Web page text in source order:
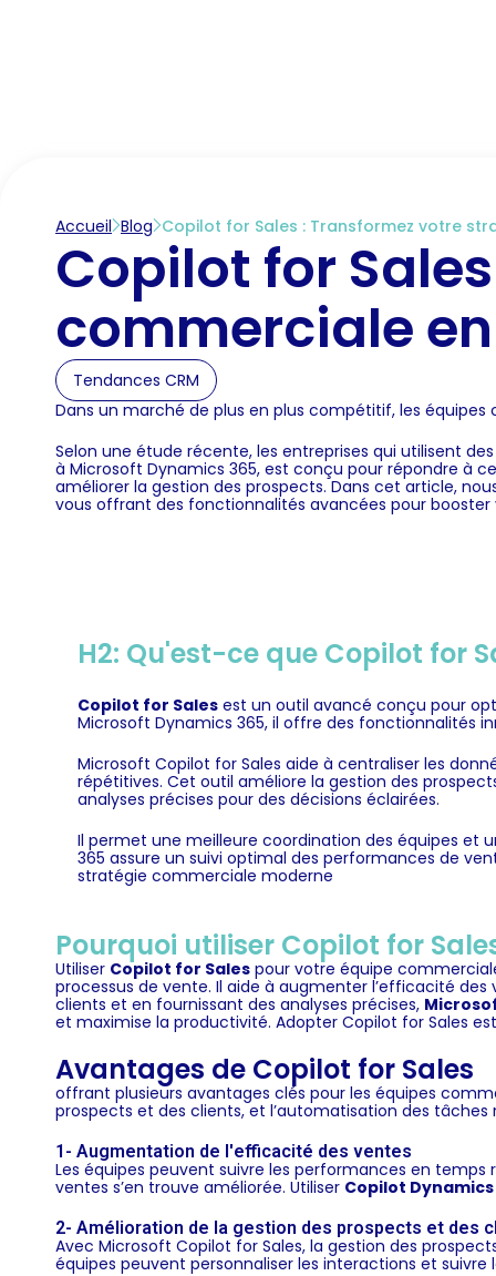
Accueil Blog Copilot for Sales : Transformez votre
Copilot for
commerciale
Tendances CRM
Dans un marché de plus en plus compétitif, les
Selon une étude récente, les entreprises qui utilisent
à Microsoft Dynamics 365, est conçu pour répondre à
améliorer la gestion des prospects. Dans cet article,
vous offrant des fonctionnalités avancées pour booster
H2: Qu'est-ce que Copilot for
Copilot for Sales est un outil avancé conçu pour
Microsoft Dynamics 365, il offre des fonctionnalités
Microsoft Copilot for Sales aide à centraliser les
répétitives. Cet outil améliore la gestion des
analyses précises pour des décisions éclairées.
Il permet une meilleure coordination des équipes et
365 assure un suivi optimal des performances de
stratégie commerciale moderne
Pourquoi utiliser Copilot for
Utiliser Copilot for Sales pour votre équipe
processus de vente. Il aide à augmenter l’efficacité
clients et en fournissant des analyses précises,
et maximise la productivité. Adopter Copilot for Sales
Avantages de Copilot for Sales
offrant plusieurs avantages clés pour les équipes
prospects et des clients, et l’automatisation des tâches
1- Augmentation de l'efficacité des ventes
Les équipes peuvent suivre les performances en
ventes s’en trouve améliorée. Utiliser Copilot Dynamics
2- Amélioration de la gestion des prospects et des
Avec Microsoft Copilot for Sales, la gestion des
équipes peuvent personnaliser les interactions et